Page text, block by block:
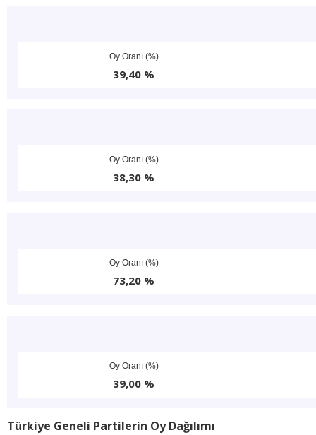
Oy Oranı (%)
39,40 %
Oy Oranı (%)
38,30 %
Oy Oranı (%)
73,20 %
Oy Oranı (%)
39,00 %
Türkiye Geneli Partilerin Oy Dağılımı